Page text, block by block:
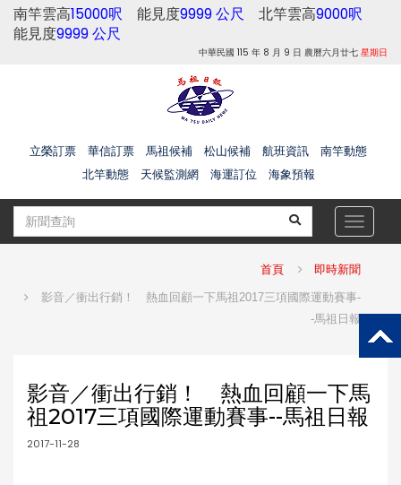
南竿雲高15000呎 能見度9999 公尺 北竿雲高9000呎
能見度9999 公尺
中華民國 115 年 8 月 9 日 農曆六月廿七 星期日
立榮訂票 華信訂票 馬祖候補 松山候補 航班資訊
南竿動態
北竿動態
天候監測網 海運訂位 海象預報
Toggle
首頁 即時新聞
影音／衝出行銷！ 熱血回顧一下馬祖2017三項國際運動賽事-
-馬祖日報
影音／衝出行銷！ 熱血回顧一下馬
祖2017三項國際運動賽事--馬祖日報
2017-11-28